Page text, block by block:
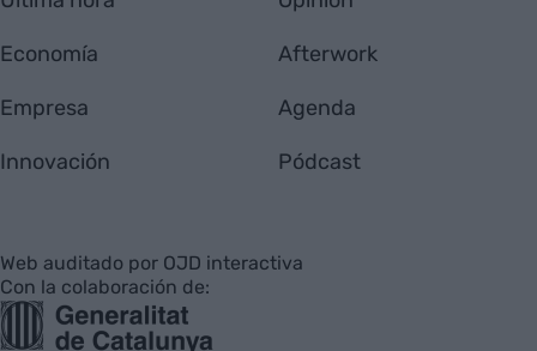
Economía
Empresa
Innovación
Afterwork
Agenda
Pódcast
Web auditado por OJD interactiva
Con la colaboración de: